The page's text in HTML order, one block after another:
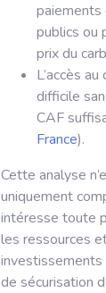
publics ou
prix du
L’accès
difficile
CAF
France).
Cette analyse
uniquement
intéresse toute
les ressources
investissements
de sécurisation